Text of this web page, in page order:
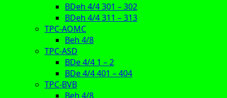
BDeh 4/4 301 – 302
BDeh 4/4 311 – 313
TPC-AOMC
Beh 4/8
TPC-ASD
BDe 4/4 1 – 2
BDe 4/4 401 – 404
TPC-BVB
Beh 4/8